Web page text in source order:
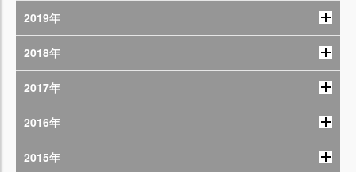
2019年
2018年
2017年
2016年
2015年